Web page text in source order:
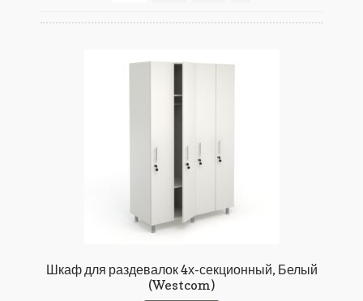
Шкаф для раздевалок 4х-секционный, Белый
(Westcom)